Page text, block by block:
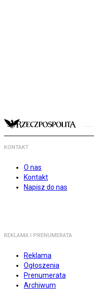
KONTAKT
O nas
Kontakt
Napisz do nas
REKLAMA I PRENUMERATA
Reklama
Ogłoszenia
Prenumerata
Archiwum